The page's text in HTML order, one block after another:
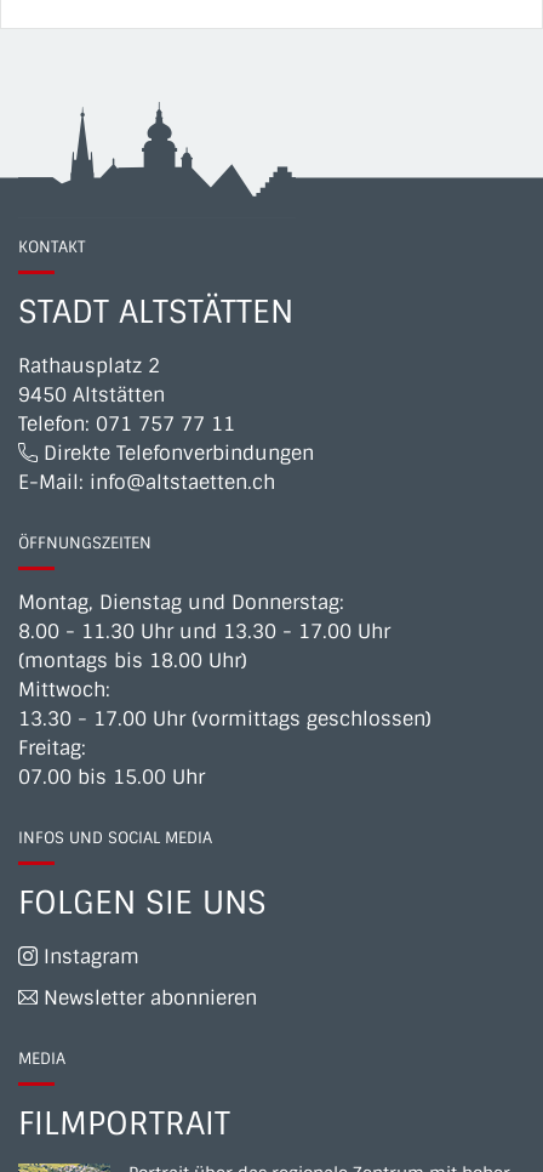
KONTAKT
STADT ALTSTÄTTEN
Rathausplatz 2
9450 Altstätten
Telefon: 071 757 77 11
Direkte Telefonverbindungen
E-Mail: info@altstaetten.ch
ÖFFNUNGSZEITEN
Montag, Dienstag und Donnerstag:
8.00 - 11.30 Uhr und 13.30 - 17.00 Uhr
(montags bis 18.00 Uhr)
Mittwoch:
13.30 - 17.00 Uhr (vormittags geschlossen)
Freitag:
07.00 bis 15.00 Uhr
INFOS UND SOCIAL MEDIA
FOLGEN SIE UNS
Instagram
Newsletter abonnieren
MEDIA
FILMPORTRAIT